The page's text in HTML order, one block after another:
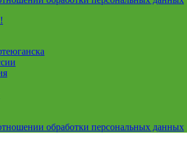
обработки персональных данных